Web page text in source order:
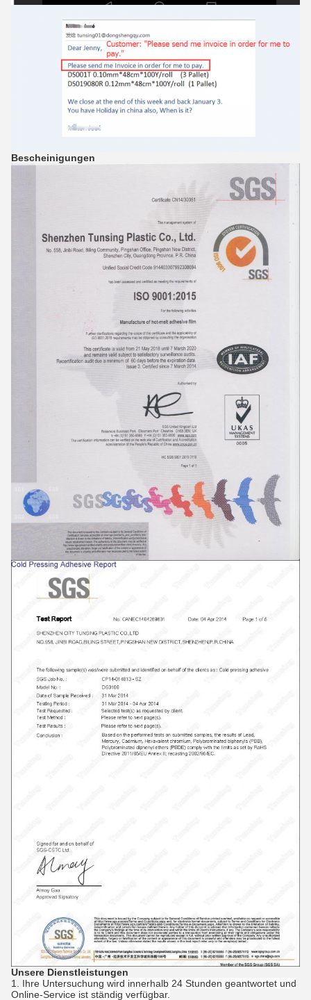
Bescheinigungen
Unsere Dienstleistungen
1. Ihre Untersuchung wird innerhalb 24 Stunden geantwortet und
Online-Service ist ständig verfügbar.